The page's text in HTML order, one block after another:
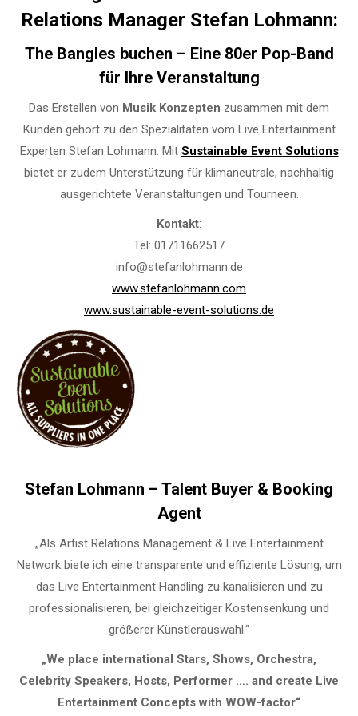
Relations Manager Stefan Lohmann:
The Bangles buchen – Eine 80er Pop-Band
für Ihre Veranstaltung
Das Erstellen von Musik Konzepten zusammen mit dem
Kunden gehört zu den Spezialitäten vom Live Entertainment
Experten Stefan Lohmann. Mit Sustainable Event Solutions
bietet er zudem Unterstützung für klimaneutrale, nachhaltig
ausgerichtete Veranstaltungen und Tourneen.
Kontakt:
Tel: 01711662517
info@stefanlohmann.de
www.stefanlohmann.com
www.sustainable-event-solutions.de
Stefan Lohmann – Talent Buyer & Booking
Agent
„Als Artist Relations Management & Live Entertainment
Network biete ich eine transparente und effiziente Lösung, um
das Live Entertainment Handling zu kanalisieren und zu
professionalisieren, bei gleichzeitiger Kostensenkung und
größerer Künstlerauswahl.“
„We place international Stars, Shows, Orchestra,
Celebrity Speakers, Hosts, Performer …. and create Live
Entertainment Concepts with WOW-factor“